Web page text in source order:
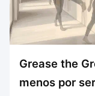
Grease the
menos por